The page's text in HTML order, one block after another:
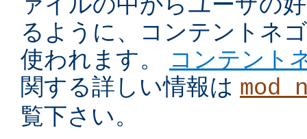
るように、コンテントネ
使われます。
コンテント
関する詳しい情報は
覧下さい。